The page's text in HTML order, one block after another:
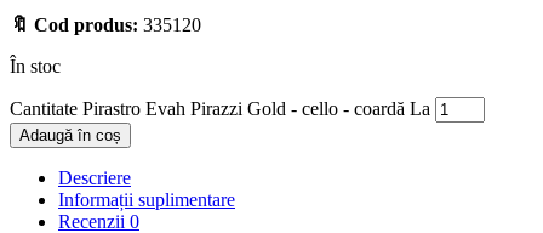
🔖 Cod produs: 335120
În stoc
Cantitate Pirastro Evah Pirazzi Gold - cello - coardă La
Adaugă în coș
Descriere
Informații suplimentare
Recenzii 0